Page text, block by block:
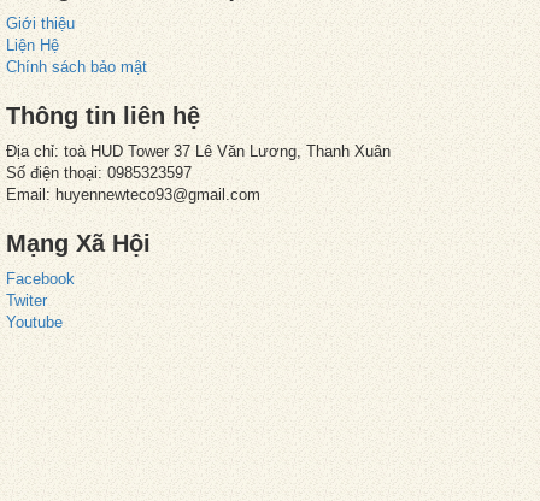
Giới thiệu
Liện Hệ
Chính sách bảo mật
Thông tin liên hệ
Địa chỉ: toà HUD Tower 37 Lê Văn Lương, Thanh Xuân
Số điện thoại: 0985323597
Email: huyennewteco93@gmail.com
Mạng Xã Hội
Facebook
Twiter
Youtube